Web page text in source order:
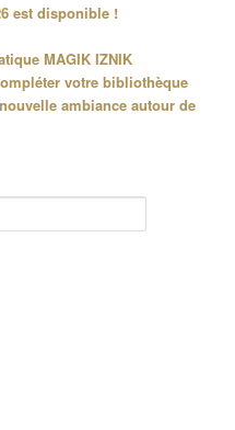
est disponible !
MAGIK IZNIK
votre bibliothèque
ambiance autour de